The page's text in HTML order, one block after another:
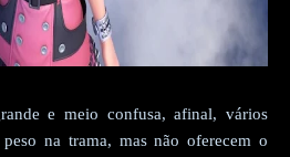
e meio confusa, afinal, vários
na trama, mas não oferecem o